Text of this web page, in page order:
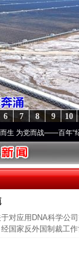
10
9
8
7
6
而战——百年“纪”事⑧
对应用DNA科学公
家反外国制裁工作